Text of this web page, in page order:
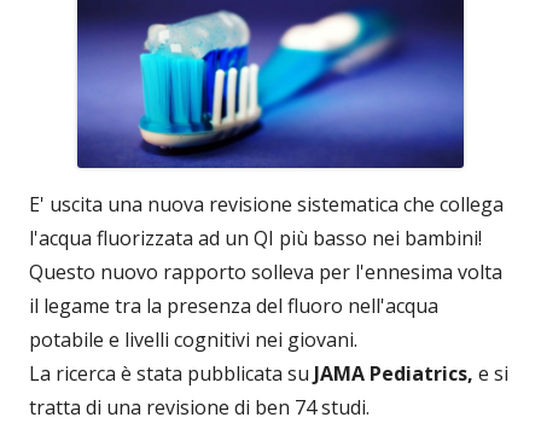
E' uscita una nuova revisione sistematica che collega
l'acqua fluorizzata ad un QI più basso nei bambini!
Questo nuovo rapporto solleva per l'ennesima volta
il legame tra la presenza del fluoro nell'acqua
potabile e livelli cognitivi nei giovani.
La ricerca è stata pubblicata su JAMA Pediatrics, e si
tratta di una revisione di ben 74 studi.